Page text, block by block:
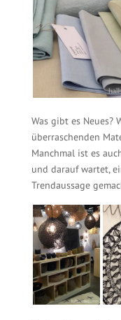
Was gibt es Neues?
überraschenden
Manchmal ist es
und darauf wartet,
Trendaussage